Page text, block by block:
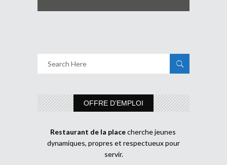
OFFRE D’EMPLOI
Restaurant de la placecherche jeunes
dynamiques, propres et respectueux pour
servir.